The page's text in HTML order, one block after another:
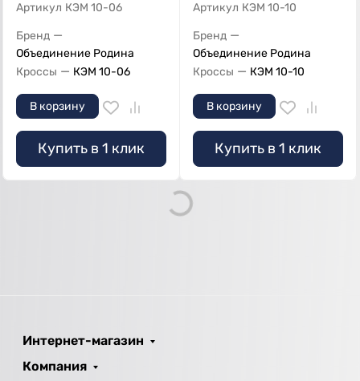
Артикул КЭМ 10-06
Бренд —
Объединение Родина
Кроссы — КЭМ 10-06
В корзину
Купить в 1 клик
Артикул КЭМ 10-10
Бренд —
Объединение Родина
Кроссы — КЭМ 10-10
В корзину
Купить в 1 клик
Loading...
Интернет-магазин
Компания